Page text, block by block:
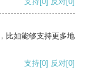
比如能够支持更多地
支持[0] 反对[0]